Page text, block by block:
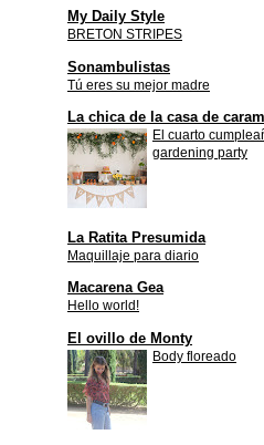
My Daily Style
BRETON STRIPES
Sonambulistas
Tú eres su mejor madre
La chica de la casa de
El cuarto
gardening party
La Ratita Presumida
Maquillaje para diario
Macarena Gea
Hello world!
El ovillo de Monty
Body floreado